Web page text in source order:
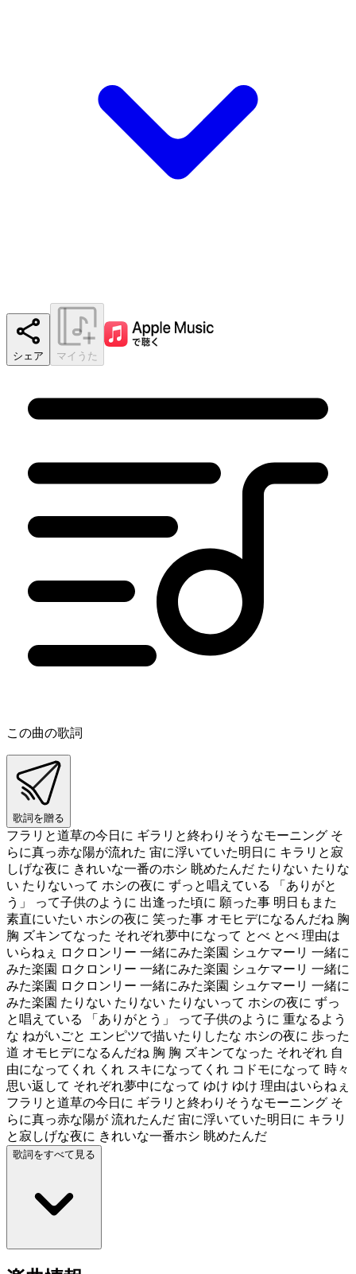
シェア マイうた
この曲の歌詞
歌詞を贈る
フラリと道草の今日に ギラリと終わりそうなモーニング そ
らに真っ赤な陽が流れた 宙に浮いていた明日に キラリと寂
しげな夜に きれいな一番のホシ 眺めたんだ たりない たりな
い たりないって ホシの夜に ずっと唱えている 「ありがと
う」 って子供のように 出逢った頃に 願った事 明日もまた
素直にいたい ホシの夜に 笑った事 オモヒデになるんだね 胸
胸 ズキンてなった それぞれ夢中になって とべ とべ 理由は
いらねぇ ロクロンリー 一緒にみた楽園 シュケマーリ 一緒に
みた楽園 ロクロンリー 一緒にみた楽園 シュケマーリ 一緒に
みた楽園 ロクロンリー 一緒にみた楽園 シュケマーリ 一緒に
みた楽園 たりない たりない たりないって ホシの夜に ずっ
と唱えている 「ありがとう」 って子供のように 重なるよう
な ねがいごと エンピツで描いたりしたな ホシの夜に 歩った
道 オモヒデになるんだね 胸 胸 ズキンてなった それぞれ 自
由になってくれ くれ スキになってくれ コドモになって 時々
思い返して それぞれ夢中になって ゆけ ゆけ 理由はいらねぇ
フラリと道草の今日に ギラリと終わりそうなモーニング そ
らに真っ赤な陽が 流れたんだ 宙に浮いていた明日に キラリ
と寂しげな夜に きれいな一番ホシ 眺めたんだ
歌詞をすべて見る